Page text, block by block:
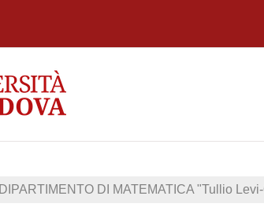
DIPARTIMENTO DI MATEMATICA "Tullio